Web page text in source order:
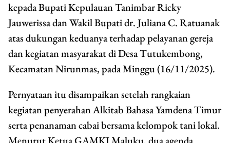
kepada Bupati Kepulauan Tanimbar Ricky
Jauwerissa dan Wakil Bupati dr. Juliana C. Ratuanak
atas dukungan keduanya terhadap pelayanan gereja
dan kegiatan masyarakat di Desa Tutukembong,
Kecamatan Nirunmas, pada Minggu (16/11/2025).
Pernyataan itu disampaikan setelah rangkaian
kegiatan penyerahan Alkitab Bahasa Yamdena Timur
serta penanaman cabai bersama kelompok tani lokal.